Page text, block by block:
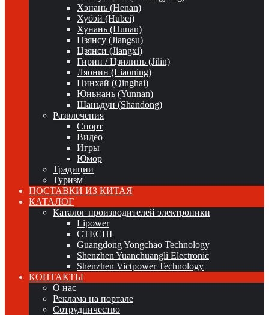
Хэнань (Henan)
Хубэй (Hubei)
Хунань (Hunan)
Цзянсу (Jiangsu)
Цзянси (Jiangxi)
Гирин / Цзилинь (Jilin)
Ляонин (Liaoning)
Цинхай (Qinghai)
Юньнань (Yunnan)
Шаньдун (Shandong)
Развлечения
Спорт
Видео
Игры
Юмор
Традиции
Туризм
ПОСТАВКИ ИЗ КИТАЯ
КАТАЛОГ
Каталог производителей электроники
Lipower
CTECHI
Guangdong Yongchao Technology
Shenzhen Yuanchuangli Electronic
Shenzhen Victpower Technology
КОНТАКТЫ
О нас
Реклама на портале
Сотрудничество